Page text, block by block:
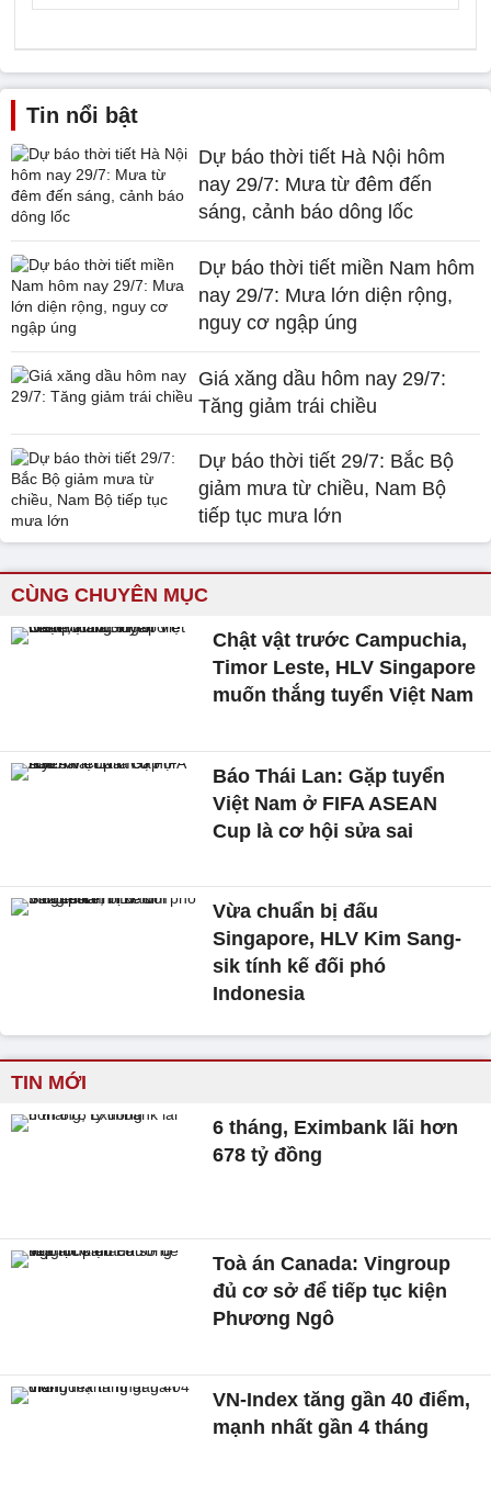
Tin nổi bật
Dự báo thời tiết Hà Nội hôm
nay 29/7: Mưa từ đêm đến
sáng, cảnh báo dông lốc
Dự báo thời tiết miền Nam hôm
nay 29/7: Mưa lớn diện rộng,
nguy cơ ngập úng
Giá xăng dầu hôm nay 29/7:
Tăng giảm trái chiều
Dự báo thời tiết 29/7: Bắc Bộ
giảm mưa từ chiều, Nam Bộ
tiếp tục mưa lớn
CÙNG CHUYÊN MỤC
Chật vật trước Campuchia,
Timor Leste, HLV Singapore
muốn thắng tuyển Việt Nam
Báo Thái Lan: Gặp tuyển
Việt Nam ở FIFA ASEAN
Cup là cơ hội sửa sai
Vừa chuẩn bị đấu
Singapore, HLV Kim Sang-
sik tính kế đối phó
Indonesia
TIN MỚI
6 tháng, Eximbank lãi hơn
678 tỷ đồng
Toà án Canada: Vingroup
đủ cơ sở để tiếp tục kiện
Phương Ngô
VN-Index tăng gần 40 điểm,
mạnh nhất gần 4 tháng